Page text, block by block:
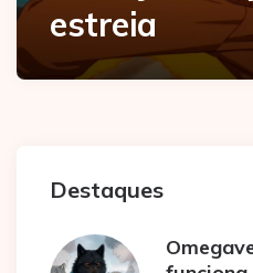
estreia
Destaques